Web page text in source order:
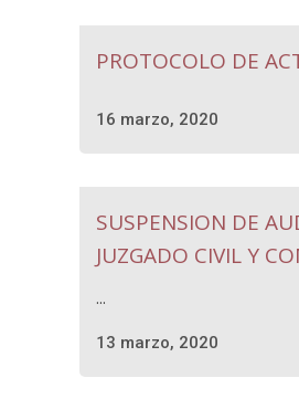
PROTOCOLO DE
16 marzo, 2020
SUSPENSION DE
JUZGADO CIVIL Y
...
13 marzo, 2020